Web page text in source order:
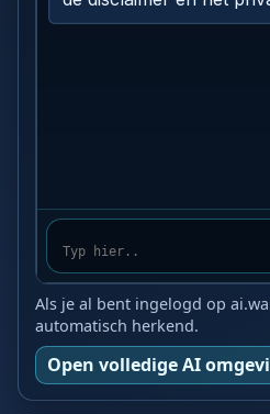
Als je al bent ingelogd op
automatisch herkend.
Open volledige AI